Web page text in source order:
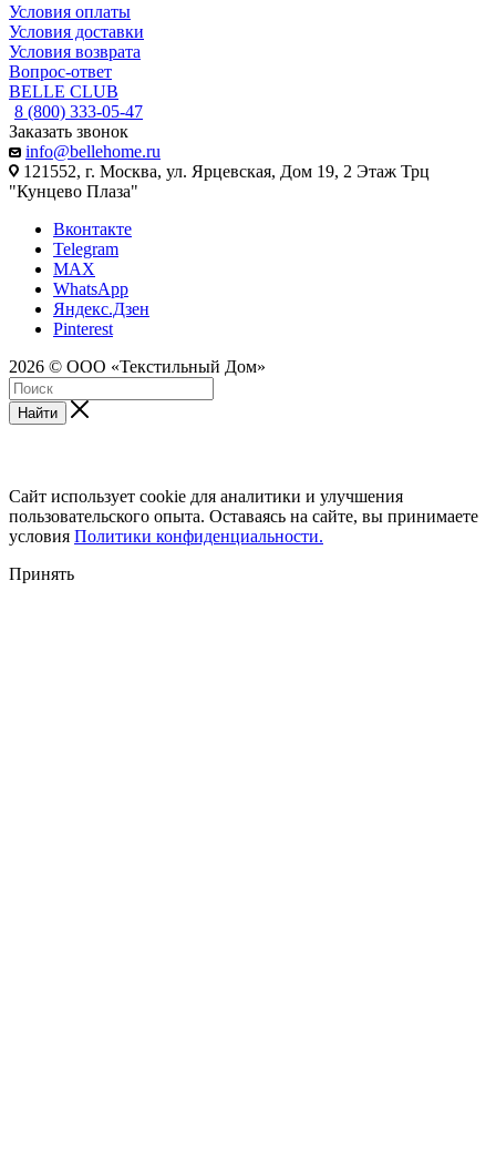
Условия оплаты
Условия доставки
Условия возврата
Вопрос-ответ
BELLE CLUB
8 (800) 333-05-47
Заказать звонок
info@bellehome.ru
121552, г. Москва, ул. Ярцевская, Дом 19, 2 Этаж Трц
"Кунцево Плаза"
Вконтакте
Telegram
MAX
WhatsApp
Яндекс.Дзен
Pinterest
2026 © ООО «Текстильный Дом»
Найти
Сайт использует cookie для аналитики и улучшения
пользовательского опыта. Оставаясь на сайте, вы принимаете
условия Политики конфиденциальности.
Принять